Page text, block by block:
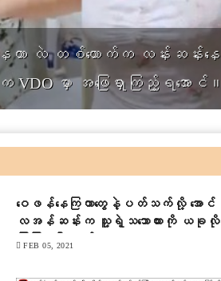
ြင်း ပျောက်ကင်းသွားသောနေ့စွဲများ
ဝေဖန်နေကြတာတွေနဲ့ပတ်သက်လို့ အောင်
လအန်ဆန်းက သူ့ရဲ့သဘောထားကို ယခုလို
ပြောပြလာပါတယ်။
FEB 05, 2021